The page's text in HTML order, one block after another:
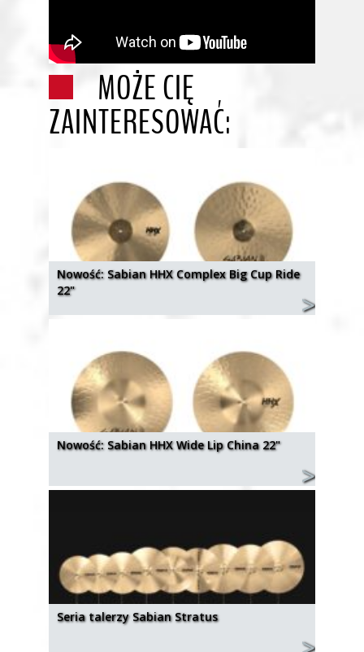
MOŻE CIĘ
ZAINTERESOWAĆ:
Nowość: Sabian HHX Complex Big Cup Ride
22"
Nowość: Sabian HHX Wide Lip China 22"
Seria talerzy Sabian Stratus